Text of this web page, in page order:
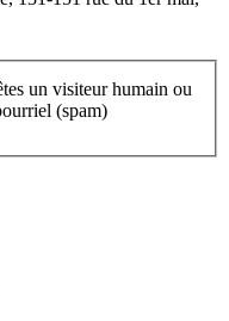
un visiteur humain ou
(spam)